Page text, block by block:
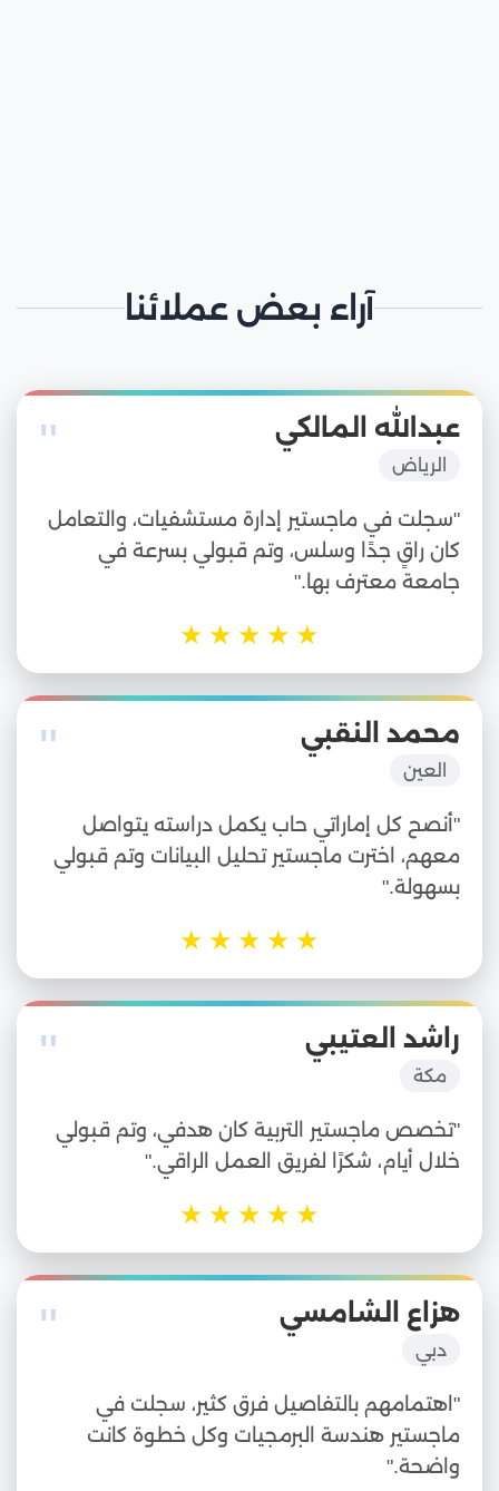
آراء بعض عملائنا
" عبدالله المالكي
الرياض
"سجلت في ماجستير إدارة مستشفيات، والتعامل
كان راقٍ جدًا وسلس، وتم قبولي بسرعة في
جامعة معترف بها."
★
★
★
★
★
" محمد النقبي
العين
"أنصح كل إماراتي حاب يكمل دراسته يتواصل
معهم، اخترت ماجستير تحليل البيانات وتم قبولي
بسهولة."
★
★
★
★
★
" راشد العتيبي
مكة
"تخصص ماجستير التربية كان هدفي، وتم قبولي
خلال أيام، شكرًا لفريق العمل الراقي."
★
★
★
★
★
" هزاع الشامسي
دبي
"اهتمامهم بالتفاصيل فرق كثير، سجلت في
ماجستير هندسة البرمجيات وكل خطوة كانت
واضحة."